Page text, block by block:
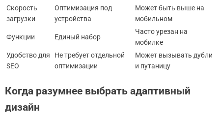
Скорость
загрузки
Оптимизация под
устройства
Может быть выше на
мобильном
Функции Единый набор
Часто урезан на
мобилке
Удобство для
SEO
Не требует отдельной
оптимизации
Может вызывать дубли
и путаницу
Когда разумнее выбрать адаптивный
дизайн